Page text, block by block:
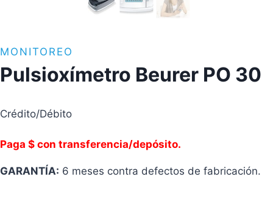
MONITOREO
Pulsioxímetro Beurer PO 30
Crédito/Débito
Paga $ con transferencia/depósito.
GARANTÍA: 6 meses contra defectos de fabricación.